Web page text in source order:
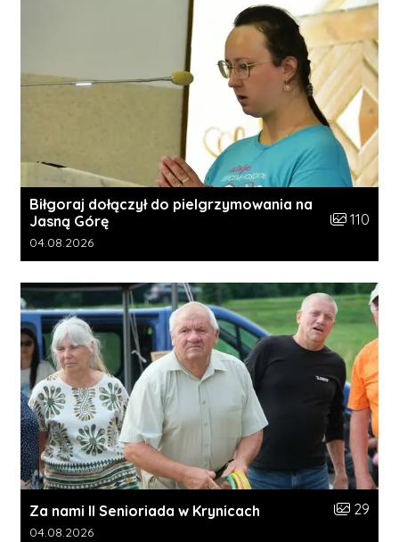
Biłgoraj dołączył do pielgrzymowania na
Jasną Górę
Liczba
110
Data dodania galerii:
04.08.2026
Za nami II Senioriada w Krynicach Liczba
29
Data dodania galerii:
04.08.2026